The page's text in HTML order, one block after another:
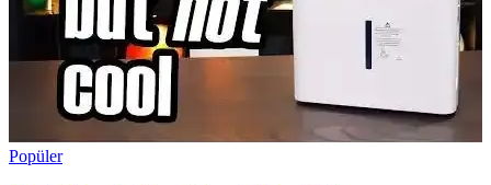
Popüler